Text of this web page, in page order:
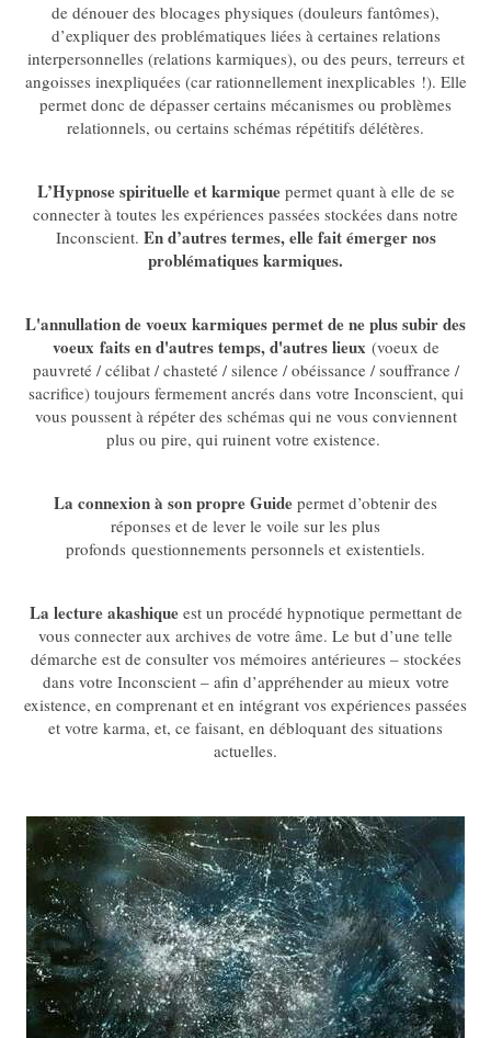
de dénouer des blocages physiques (douleurs fantômes),
d’expliquer des problématiques liées à certaines relations
interpersonnelles (relations karmiques), ou des peurs, terreurs et
angoisses inexpliquées (car rationnellement inexplicables !). Elle
permet donc de dépasser certains mécanismes ou problèmes
relationnels, ou certains schémas répétitifs délétères.
L’Hypnose spirituelle et karmique permet quant à elle de se
connecter à toutes les expériences passées stockées dans notre
Inconscient. En d’autres termes, elle fait émerger nos
problématiques karmiques.
L'annullation de voeux karmiques permet de ne plus subir des
voeux faits en d'autres temps, d'autres lieux (voeux de
pauvreté / célibat / chasteté / silence / obéissance / souffrance /
sacrifice) toujours fermement ancrés dans votre Inconscient, qui
vous poussent à répéter des schémas qui ne vous conviennent
plus ou pire, qui ruinent votre existence.
La connexion à son propre Guide permet d’obtenir des
réponses et de lever le voile sur les plus
profonds questionnements personnels et existentiels.
La lecture akashiqueest un procédé hypnotique permettant de
vous connecter aux archives de votre âme. Le but d’une telle
démarche est de consulter vos mémoires antérieures – stockées
dans votre Inconscient – afin d’appréhender au mieux votre
existence, en comprenant et en intégrant vos expériences passées
et votre karma, et, ce faisant, en débloquant des situations
actuelles.